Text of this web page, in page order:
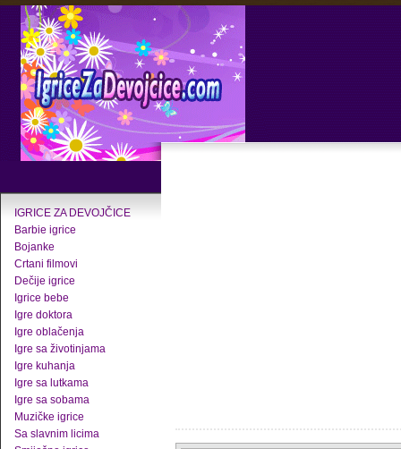
IGRICE ZA DEVOJČICE
Barbie igrice
Bojanke
Crtani filmovi
Dečije igrice
Igrice bebe
Igre doktora
Igre oblačenja
Igre sa životinjama
Igre kuhanja
Igre sa lutkama
Igre sa sobama
Muzičke igrice
Sa slavnim licima